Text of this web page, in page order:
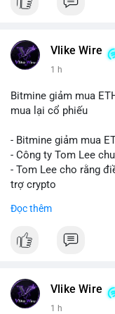
Vlike Wire
1 h
Bitmine giảm mua
mua lại cổ phiếu
- Bitmine giảm mua
- Công ty Tom Lee
- Tom Lee cho rằng
trợ crypto
nghỉ tháng 8
#binancesquare
#vlikevn #titanbot
Đọc thêm
Vlike Wire
1 h